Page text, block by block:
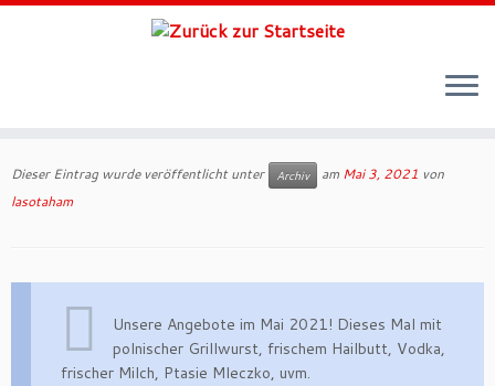
Inhalt
springen
Dieser Eintrag wurde veröffentlicht unter Archiv am Mai 3, 2021 von
lasotaham
Unsere Angebote im Mai 2021! Dieses Mal mit
polnischer Grillwurst, frischem Hailbutt, Vodka,
frischer Milch, Ptasie Mleczko, uvm.